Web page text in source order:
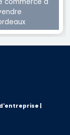
|